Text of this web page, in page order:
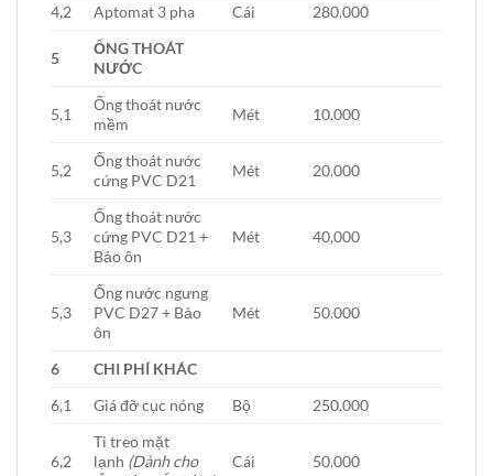
4,2
Aptomat 3 pha Cái 280.000
5
ỐNG THOÁT
NƯỚC
5,1
Ống thoát nước
mềm
Mét 10.000
5,2
Ống thoát nước
cứng PVC D21
Mét 20.000
5,3
Ống thoát nước
cứng PVC D21 +
Bảo ôn
Mét 40,000
5,3
Ống nước ngưng
PVC D27 + Bảo
ôn
Mét 50.000
6
CHI PHÍ KHÁC
6,1
Giá đỡ cục nóng Bộ 250.000
6,2
Ti treo mặt
lạnh (Dành cho
Cái 50.000